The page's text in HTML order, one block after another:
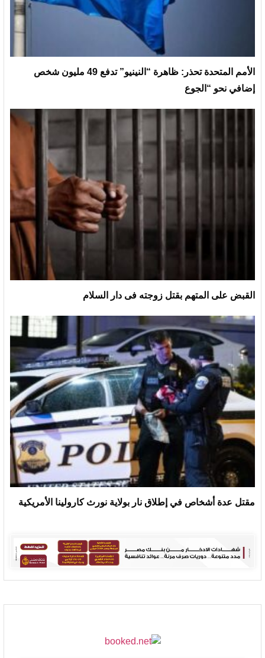
الأمم المتحدة تحذر: ظاهرة “النينيو” تدفع 49 مليون شخص
إضافي نحو “الجوع
القبض على المتهم بقتل زوجته فى دار السلام
مقتل عدة أشخاص في إطلاق نار بولاية نورث كارولينا الأمريكية